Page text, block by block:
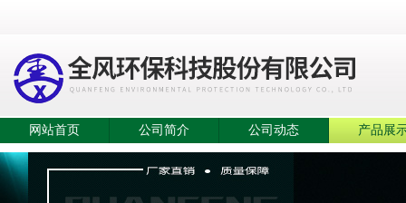
网站首页 公司简介 公司动态 产品展